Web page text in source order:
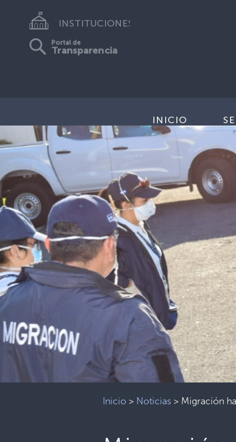
INSTITUCIONES
Portal de
Transparencia
INICIO
Inicio > Noticias > Migración